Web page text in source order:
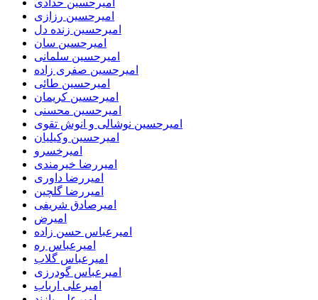
امیرحسین حدادی
امیرحسین رزازی
امیرحسین زنده دل
امیرحسین سان
امیرحسین سلمانی
امیرحسین صفری زاده
امیرحسین طائی
امیرحسین کریمان
امیرحسین محسنی
امیرحسین نوشالی و انوش تقوی
امیرحسین وکیلیان
امیرخسرو
امیررضا خیرمندی
امیررضا داوری
امیررضا گلچین
امیرصادق شریفی
امیرض
امیرعباس حسن زاده
امیرعباس ره
امیرعباس گلاب
امیرعباس گودرزی
امیرعلی ارباب